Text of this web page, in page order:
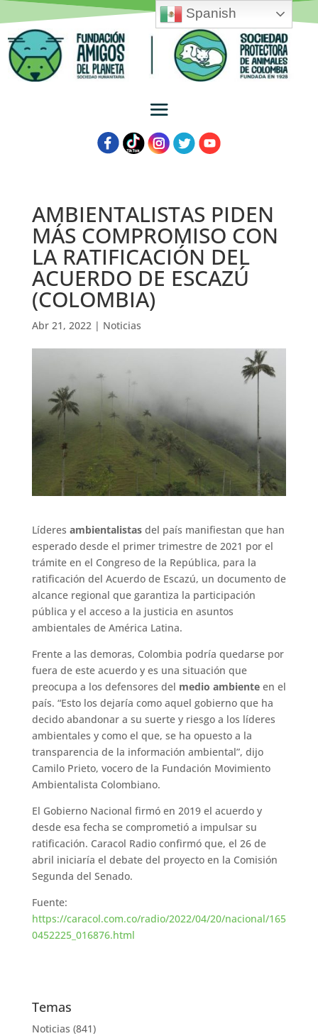
AMBIENTALISTAS PIDEN
MÁS COMPROMISO CON
LA RATIFICACIÓN DEL
ACUERDO DE ESCAZÚ
(COLOMBIA)
Abr 21, 2022| Noticias
Líderes ambientalistasdel país manifiestan que han
esperado desde el primer trimestre de 2021 por el
trámite en el Congreso de la República, para la
ratificación del Acuerdo de Escazú, un documento de
alcance regional que garantiza la participación
pública y el acceso a la justicia en asuntos
ambientales de América Latina.
Frente a las demoras, Colombia podría quedarse por
fuera de este acuerdo y es una situación que
preocupa a los defensores del medio ambiente en el
país. “Esto los dejaría como aquel gobierno que ha
decido abandonar a su suerte y riesgo a los líderes
ambientales y como el que, se ha opuesto a la
transparencia de la información ambiental”, dijo
Camilo Prieto, vocero de la Fundación Movimiento
Ambientalista Colombiano.
El Gobierno Nacional firmó en 2019 el acuerdo y
desde esa fecha se comprometió a impulsar su
ratificación. Caracol Radio confirmó que, el 26 de
abril iniciaría el debate del proyecto en la Comisión
Segunda del Senado.
Fuente:
https://caracol.com.co/radio/2022/04/20/nacional/165
0452225_016876.html
Temas
Noticias (841)
Spanish